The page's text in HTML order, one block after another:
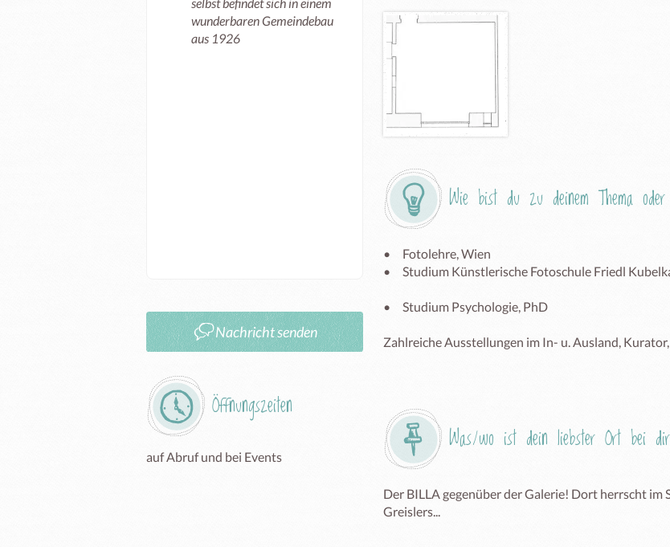
Wie bist du zu deinem Thema oder
•	Fotolehre, Wien
•	Studium Künstlerische Fotoschule Friedl Kubelka, 2019/20
•	Studium Psychologie, PhD
Zahlreiche Ausstellungen im In- u. Ausland,
Was/wo ist dein liebster Ort bei
Der BILLA gegenüber der Galerie! Dort herrscht
Greislers...
wunderbaren Gemeindebau
aus 1926
Nachricht senden
Öffnungszeiten
auf Abruf und bei Events